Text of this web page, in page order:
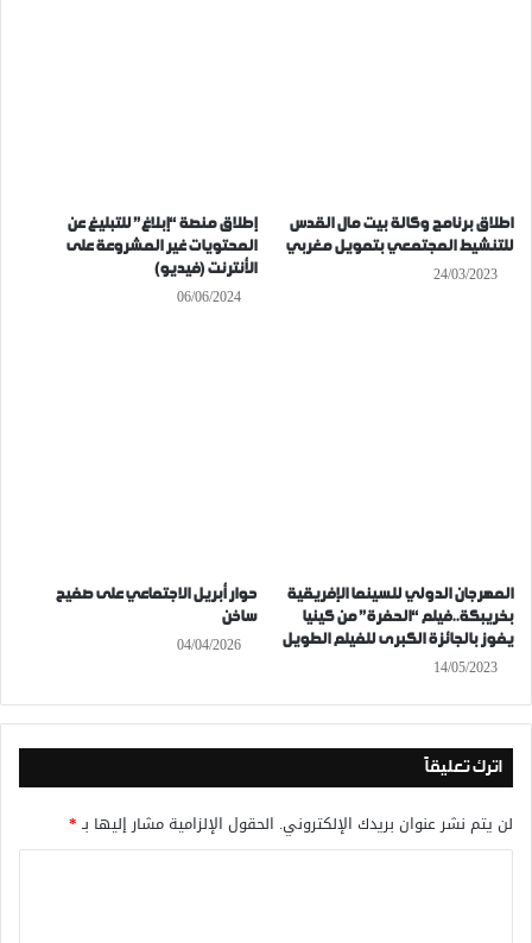
اطلاق برنامج وكالة بيت مال القدس
للتنشيط المجتمعي بتمويل مغربي
24/03/2023
إطلاق منصة “إبلاغ” للتبليغ عن
المحتويات غير المشروعة على
الأنترنت (فيديو)
06/06/2024
المهرجان الدولي للسينما الإفريقية
بخريبكة..فيلم “الحفرة” من كينيا
يفوز بالجائزة الكبرى للفيلم الطويل
14/05/2023
حوار أبريل الاجتماعي على صفيح
ساخن
04/04/2026
اترك تعليقاً
لن يتم نشر عنوان بريدك الإلكتروني. الحقول الإلزامية مشار إليها بـ*